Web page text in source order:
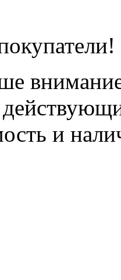
и